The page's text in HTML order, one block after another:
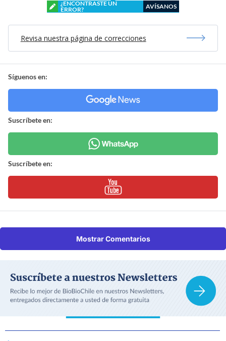
¿ENCONTRASTE UN
ERROR?
AVÍSANOS
Revisa nuestra página de correcciones
Síguenos en:
Suscríbete en:
Suscríbete en:
Mostrar Comentarios